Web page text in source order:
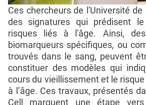
Ces chercheurs de l'Université
des signatures qui prédisent
risques liés à l'âge. Ainsi,
biomarqueurs spécifiques, ou
trouvés dans le sang, peuvent
constituer des modèles qui
cours du vieillissement et le
à l’âge. Ces travaux, présentés
Cell marquent une étape